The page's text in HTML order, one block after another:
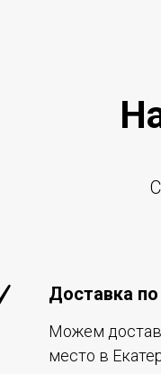
Доставка по
Можем
место в